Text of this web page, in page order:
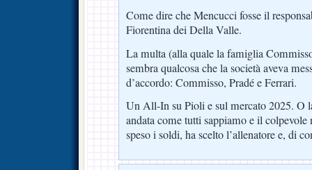
Come dire che Mencucci fosse il
Fiorentina dei Della Valle.
La multa (alla quale la famiglia
sembra qualcosa che la società aveva
d’accordo: Commisso, Pradé e Ferrari.
Un All-In su Pioli e sul mercato 2025. O
andata come tutti sappiamo e il colpevole
speso i soldi, ha scelto l’allenatore e, di